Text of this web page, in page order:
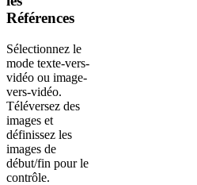
Références
Sélectionnez le
mode texte-vers-
vidéo ou image-
vers-vidéo.
Téléversez des
images et
définissez les
images de
début/fin pour le
contrôle.